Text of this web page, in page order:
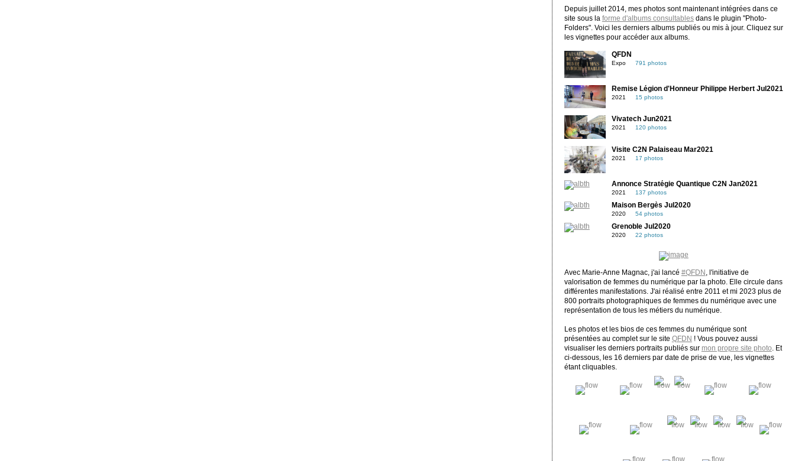
Depuis juillet 2014, mes photos sont maintenant intégrées dans ce
site sous la forme d'albums consultablesdans le plugin "Photo-
Folders". Voici les derniers albums publiés ou mis à jour. Cliquez sur
les vignettes pour accéder aux albums.
QFDN
Expo 791 photos
Remise Légion d'Honneur Philippe Herbert Jul2021
2021 15 photos
Vivatech Jun2021
2021 120 photos
Visite C2N Palaiseau Mar2021
2021 17 photos
Annonce Stratégie Quantique C2N Jan2021
2021 137 photos
Maison Bergès Jul2020
2020 54 photos
Grenoble Jul2020
2020 22 photos
Avec Marie-Anne Magnac, j'ai lancé #QFDN , l'initiative de
valorisation de femmes du numérique par la photo. Elle circule dans
différentes manifestations. J'ai réalisé entre 2011 et mi 2023 plus de
800 portraits photographiques de femmes du numérique avec une
représentation de tous les métiers du numérique.
Les photos et les bios de ces femmes du numérique sont
présentées au complet sur le site QFDN ! Vous pouvez aussi
visualiser les derniers portraits publiés sur mon propre site photo. Et
ci-dessous, les 16 derniers par date de prise de vue, les vignettes
étant cliquables.